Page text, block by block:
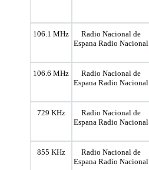
106.1 MHz
Radio Nacional de
Espana Radio Nacional
106.6 MHz
Radio Nacional de
Espana Radio Nacional
729 KHz
Radio Nacional de
Espana Radio Nacional
855 KHz
Radio Nacional de
Espana Radio Nacional